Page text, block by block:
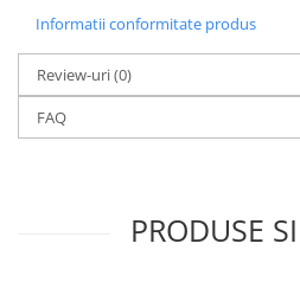
Informatii conformitate produs
Review-uri(0)
FAQ
PRODUSE